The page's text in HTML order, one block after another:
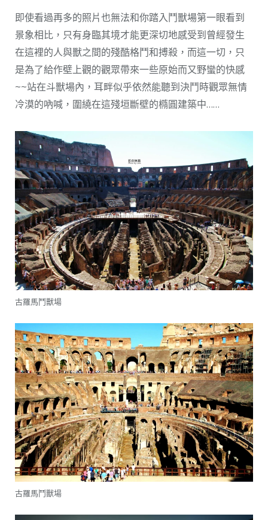
即使看過再多的照片也無法和你踏入鬥獸場第一眼看到
景象相比，只有身臨其境才能更深切地感受到曾經發生
在這裡的人與獸之間的殘酷格鬥和搏殺，而這一切，只
是為了給作壁上觀的觀眾帶來一些原始而又野蠻的快感
~~站在斗獸場內，耳畔似乎依然能聽到決鬥時觀眾無情
冷漠的吶喊，圍繞在這殘垣斷壁的橢圓建築中……
古羅馬鬥獸場
古羅馬鬥獸場